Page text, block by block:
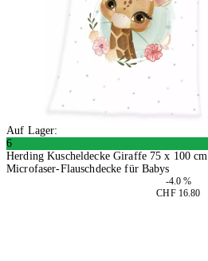
Auf Lager:
6
Herding Kuscheldecke Giraffe 75 x 100 cm
Microfaser-Flauschdecke für Babys
-4.0 %
CHF 16.80